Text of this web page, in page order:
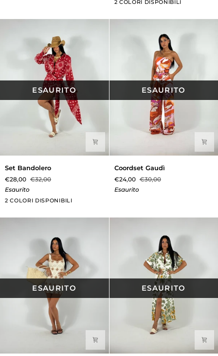
2 COLORI DISPONIBILI
ESAURITO
Bandolero
Set Bandolero
€28,00 €32,00
Esaurito
2 COLORI DISPONIBILI
MarroneRosso
ESAURITO
Gaudì
Coordset Gaudì
€24,00 €30,00
Esaurito
ESAURITO ESAURITO